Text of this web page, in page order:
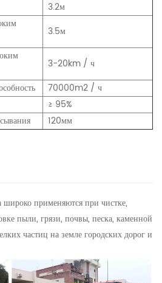
3.2м
3.5м
3-20km / ч
70000m2 / ч
≥ 95%
120мм
применяются при чистке,
пыли, грязи, почвы, песка, каменной
частиц на земле городских дорог и